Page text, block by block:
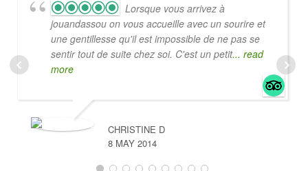
Lorsque vous arrivez à
jouandassou on vous accueille avec un sourire et
une gentillesse qu'il est impossible de ne pas se
sentir tout de suite chez soi. C'est un petit... read
more
CHRISTINE D
8 MAY 2014